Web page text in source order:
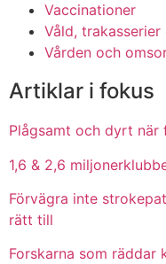
Vaccinationer
Våld,
Vården och
Artiklar i fokus
Plågsamt och dyrt när
1,6 & 2,6
Förvägra inte
rätt till
Forskarna som räddar